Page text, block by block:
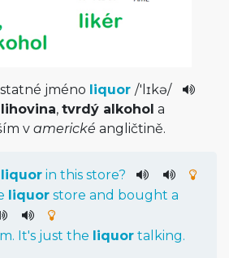
jméno liquor /'lɪkə/
lihovina, tvrdý alkohol a
v americké angličtině.
liquor in this store?
liquor store and bought a
. It's just the liquor talking.